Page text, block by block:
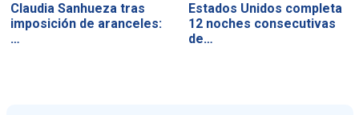
Claudia Sanhueza tras
imposición de aranceles:
…
Estados Unidos completa
12 noches consecutivas
de…